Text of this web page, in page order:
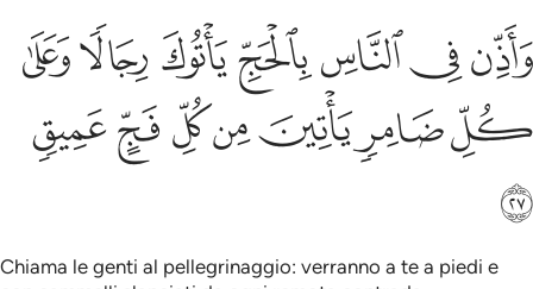
واذن في الناس بالحج ياتوك رجالا وعلى كل ضامر ياتين من كل فج
وَأَذِّن فِى ٱلنَّاسِ بِٱلْحَجِّ يَأْتُوكَ رِجَالًۭا وَعَلَىٰ كُلِّ ضَامِرٍۢ يَأْتِينَ مِن
ﱷﱸﱹﱺﱻﱼﱽ
ﱾﱿﲀﲁﲂﲃﲄ
ﲅ
Chiama le genti al pellegrinaggio: verranno a te a piedi e